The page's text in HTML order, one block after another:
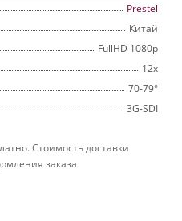
Prestel
Китай
FullHD 1080p
12х
70-79°
3G-SDI
Стоимость доставки
заказа